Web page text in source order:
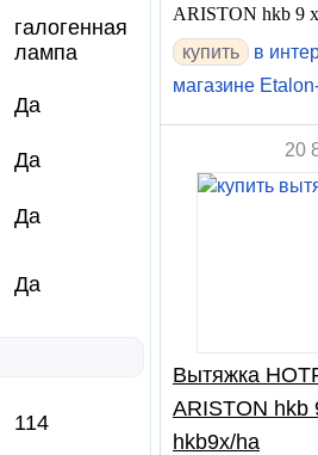
галогенная
лампа
Да
Да
Да
Да
114
ARISTON hkb 9
купить
в
магазине
20
Вытяжка
ARISTON hkb
hkb9x/ha